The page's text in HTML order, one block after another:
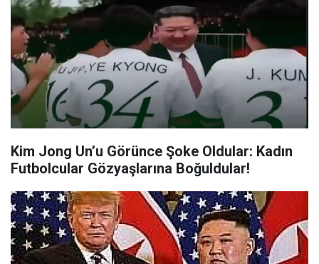
Kim Jong Un’u Görünce Şoke Oldular: Kadın
Futbolcular Gözyaşlarına Boğuldular!